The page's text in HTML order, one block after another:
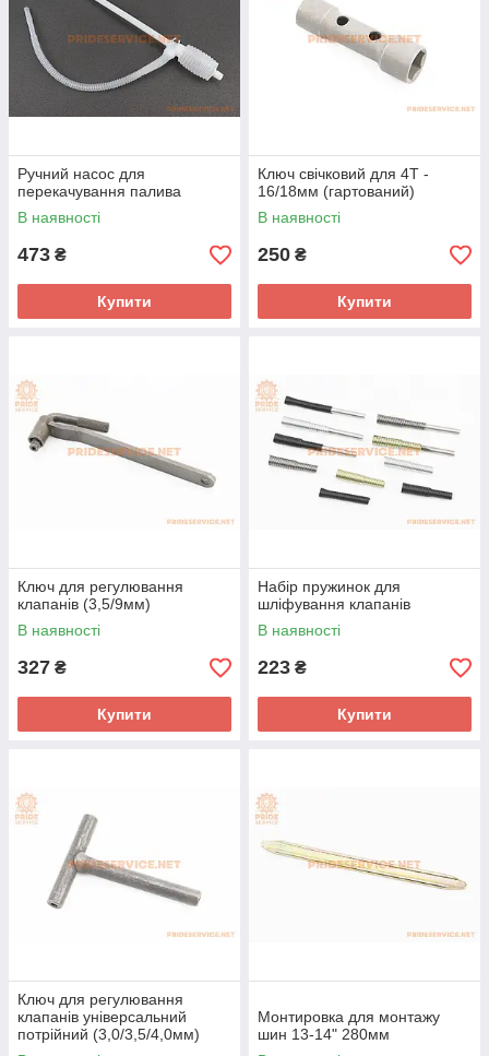
Ручний насос для
перекачування палива
В наявності
473 ₴
Купити
Ключ свічковий для 4Т -
16/18мм (гартований)
В наявності
250 ₴
Купити
Ключ для регулювання
клапанів (3,5/9мм)
В наявності
327 ₴
Купити
Набір пружинок для
шліфування клапанів
В наявності
223 ₴
Купити
Ключ для регулювання
клапанів універсальний
потрійний (3,0/3,5/4,0мм)
Монтировка для монтажу
шин 13-14" 280мм